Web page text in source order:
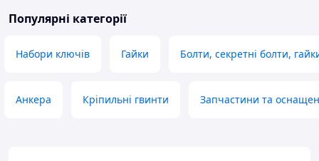
Популярні категорії
Набори ключів Гайки Болти, секретні болти,
Анкера Кріпильні гвинти Запчастини та